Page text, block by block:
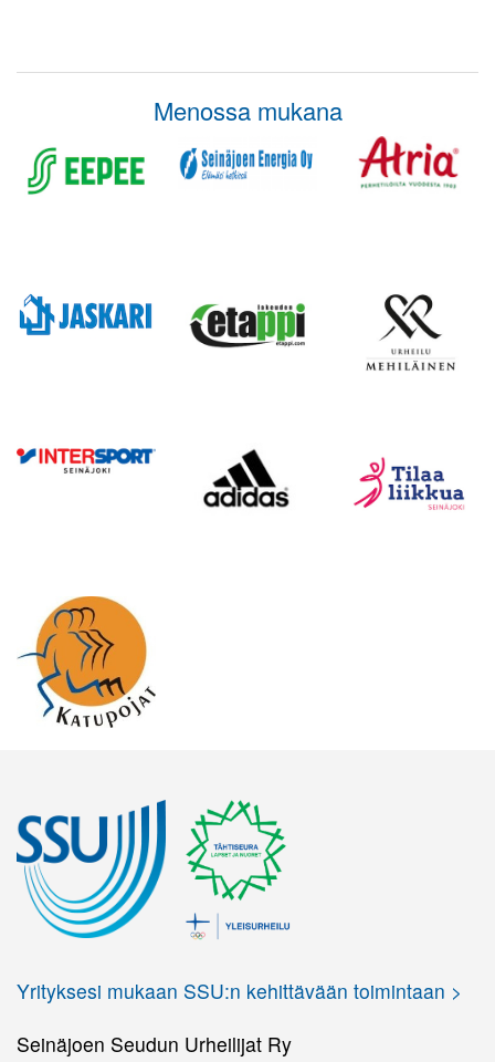
Menossa mukana
Yrityksesi mukaan SSU:n kehittävään toimintaan >
Seinäjoen Seudun Urheilijat Ry